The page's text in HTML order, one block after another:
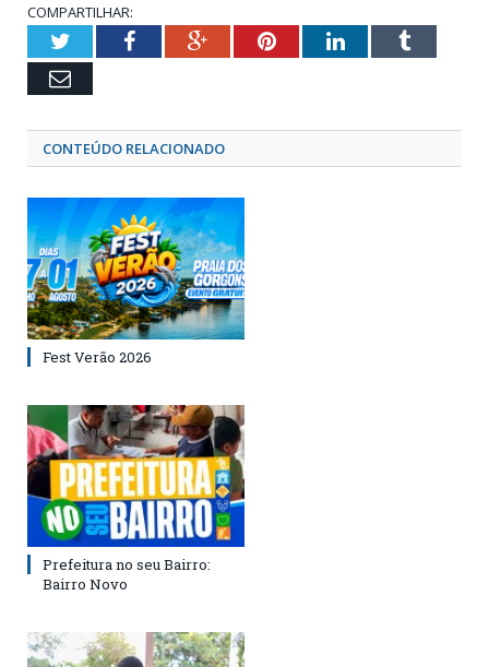
COMPARTILHAR:
TwitterFacebookGoogle+PinterestLinkedInTumblr
Email
CONTEÚDO RELACIONADO
Fest Verão 2026
Prefeitura no seu Bairro:
Bairro Novo